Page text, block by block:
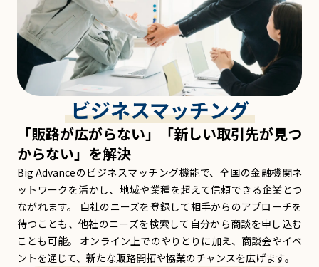
ビジネスマッチング
「販路が広がらない」「新しい取引先が見つ
からない」を解決
Big Advanceのビジネスマッチング機能で、全国の金融機関ネ
ットワークを活かし、地域や業種を超えて信頼できる企業とつ
ながれます。 自社のニーズを登録して相手からのアプローチを
待つことも、他社のニーズを検索して自分から商談を申し込む
ことも可能。 オンライン上でのやりとりに加え、商談会やイベ
ントを通じて、新たな販路開拓や協業のチャンスを広げます。